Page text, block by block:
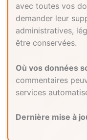
avec toutes vos
demander leur
administratives,
être conservées.
Où vos données
commentaires
services
Dernière mise à